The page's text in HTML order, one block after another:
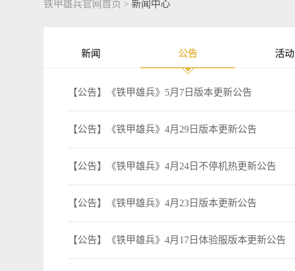
铁甲雄兵官网首页 > 新闻中心
新闻 公告 活动
【公告】《铁甲雄兵》5月7日版本更新公告
【公告】《铁甲雄兵》4月29日版本更新公告
【公告】《铁甲雄兵》4月24日不停机热更新公告
【公告】《铁甲雄兵》4月23日版本更新公告
【公告】《铁甲雄兵》4月17日体验服版本更新公告